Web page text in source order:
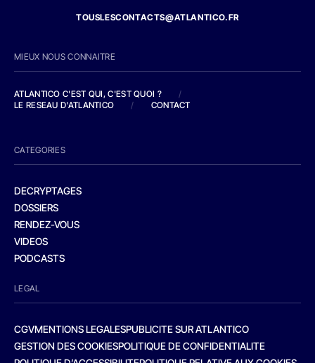
TOUSLESCONTACTS@ATLANTICO.FR
MIEUX NOUS CONNAITRE
ATLANTICO C'EST QUI, C'EST QUOI ?
/
LE RESEAU D'ATLANTICO
/ CONTACT
CATEGORIES
DECRYPTAGES
DOSSIERS
RENDEZ-VOUS
VIDEOS
PODCASTS
LEGAL
CGVMENTIONS LEGALESPUBLICITE SUR ATLANTICO
GESTION DES COOKIESPOLITIQUE DE CONFIDENTIALITE